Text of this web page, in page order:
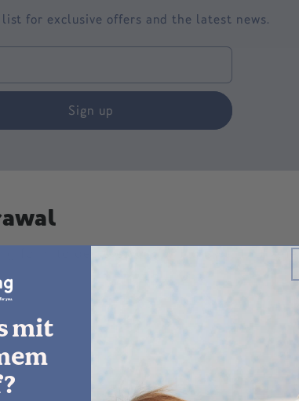
for exclusive offers and the latest news.
Sign up
form to declare your withdrawal from the
mit